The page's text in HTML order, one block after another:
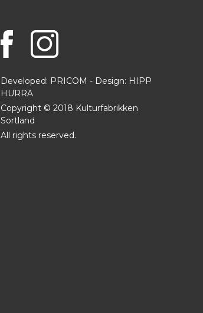
Developed: PRICOM - Design: HIPP
HURRA
Copyright © 2018 Kulturfabrikken
Sortland
All rights reserved.